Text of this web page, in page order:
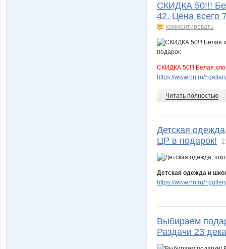
irina11184
leepow
lohmonosik luscinia
maryy-nka
olgasarov polino
СКИДКА 50!!!
42. Цена всего
комментировать
СКИДКА 50!!! Белая
https://www.nn.ru/
Читать полностью
Детская
ЦР в подарок!
Детская одежда и
https://www.nn.ru/
Выбираем
Раздачи 23